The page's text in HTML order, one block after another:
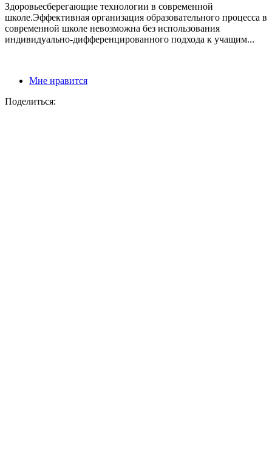
Здоровьесберегающие технологии в современной
школе.Эффективная организация образовательного процесса в
современной школе невозможна без использования
индивидуально-дифференцированного подхода к учащим...
Мне нравится
Поделиться: